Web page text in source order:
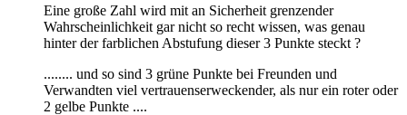
Eine große Zahl wird mit an Sicherheit grenzender
Wahrscheinlichkeit gar nicht so recht wissen, was genau
hinter der farblichen Abstufung dieser 3 Punkte steckt ?
........ und so sind 3 grüne Punkte bei Freunden und
Verwandten viel vertrauenserweckender, als nur ein roter oder
2 gelbe Punkte ....